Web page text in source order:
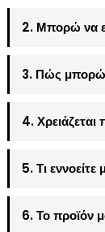
2. Μπορώ να
3. Πώς μπορώ
4. Χρειάζεται
5. Τι
6. Το προϊόν